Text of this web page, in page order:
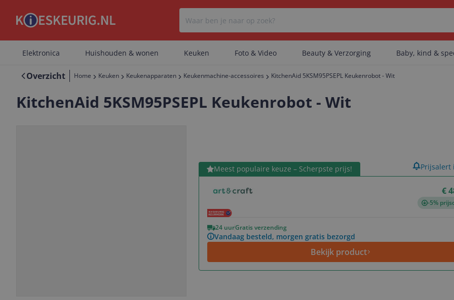
Er zijn geen categorieën gevonden.
Er zijn geen artikelen gevonden.
Elektronica Huishouden & wonen Keuken Foto & Video Beauty & Verzorging Baby, kind &
Overzicht Home Keuken Keukenapparaten Keukenmachine-accessoires KitchenAid 5KSM95PSEPL Keukenrobot - Wit
KitchenAid 5KSM95PSEPL Keukenrobot - Wit
Meest populaire keuze – Scherpste prijs!
€
-5%
24 uurGratis verzending
Vandaag besteld, morgen gratis bezorgd
Bekijk product
Bekijk product Prijsalert